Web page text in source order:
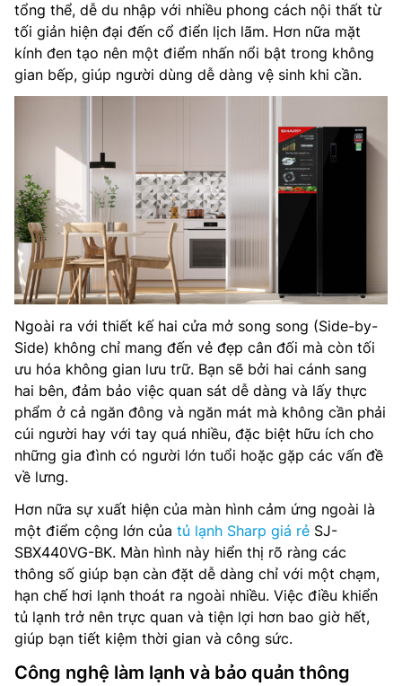
tổng thể, dễ du nhập với nhiều phong cách nội thất từ
tối giản hiện đại đến cổ điển lịch lãm. Hơn nữa mặt
kính đen tạo nên một điểm nhấn nổi bật trong không
gian bếp, giúp người dùng dễ dàng vệ sinh khi cần.
Ngoài ra với thiết kế hai cửa mở song song (Side-by-
Side) không chỉ mang đến vẻ đẹp cân đối mà còn tối
ưu hóa không gian lưu trữ. Bạn sẽ bởi hai cánh sang
hai bên, đảm bảo việc quan sát dễ dàng và lấy thực
phẩm ở cả ngăn đông và ngăn mát mà không cần phải
cúi người hay với tay quá nhiều, đặc biệt hữu ích cho
những gia đình có người lớn tuổi hoặc gặp các vấn đề
về lưng.
Hơn nữa sự xuất hiện của màn hình cảm ứng ngoài là
một điểm cộng lớn của tủ lạnh Sharp giá rẻ SJ-
SBX440VG-BK. Màn hình này hiển thị rõ ràng các
thông số giúp bạn càn đặt dễ dàng chỉ với một chạm,
hạn chế hơi lạnh thoát ra ngoài nhiều. Việc điều khiển
tủ lạnh trở nên trực quan và tiện lợi hơn bao giờ hết,
giúp bạn tiết kiệm thời gian và công sức.
Công nghệ làm lạnh và bảo quản thông